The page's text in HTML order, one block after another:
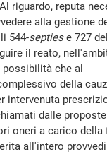
riguardo, reputa
alla gestione
544-septiese 727
il reato,
possibilità che al
della
intervenuta
dalle proposte
oneri a carico della
all'intero